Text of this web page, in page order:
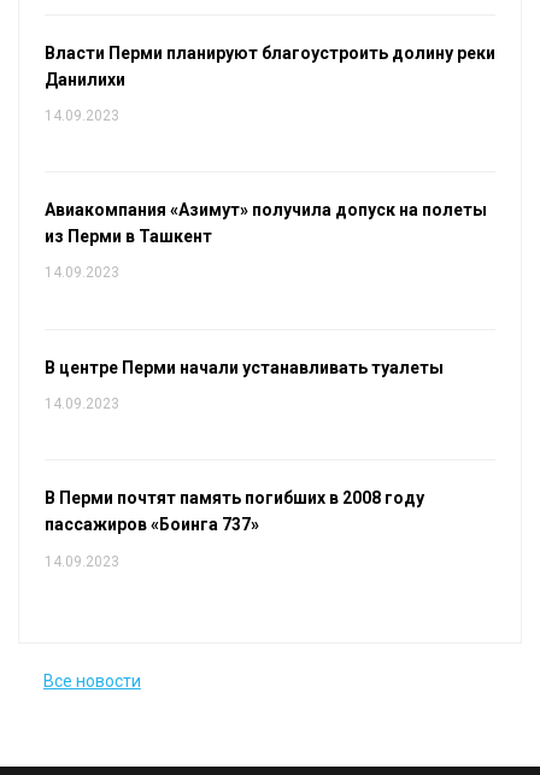
Власти Перми планируют благоустроить долину реки
Данилихи
14.09.2023
Авиакомпания «Азимут» получила допуск на полеты
из Перми в Ташкент
14.09.2023
В центре Перми начали устанавливать туалеты
14.09.2023
В Перми почтят память погибших в 2008 году
пассажиров «Боинга 737»
14.09.2023
Все новости